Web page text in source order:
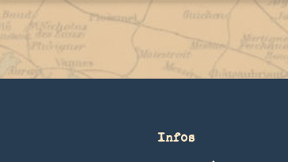
Infos